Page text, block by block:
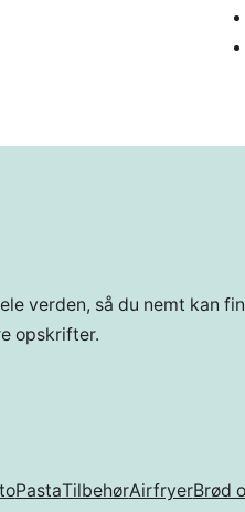
verden, så du nemt kan
opskrifter.
PastaTilbehørAirfryerBrød